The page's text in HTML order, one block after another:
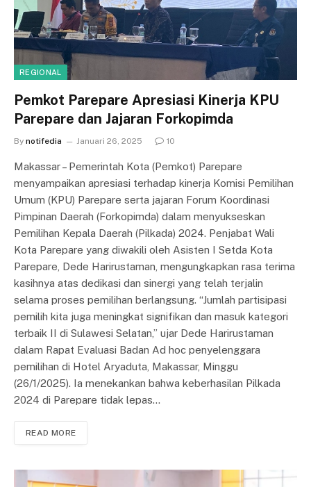
REGIONAL
Pemkot Parepare Apresiasi Kinerja KPU
Parepare dan Jajaran Forkopimda
By notifedia Januari 26, 2025 10
Makassar – Pemerintah Kota (Pemkot) Parepare
menyampaikan apresiasi terhadap kinerja Komisi Pemilihan
Umum (KPU) Parepare serta jajaran Forum Koordinasi
Pimpinan Daerah (Forkopimda) dalam menyukseskan
Pemilihan Kepala Daerah (Pilkada) 2024. Penjabat Wali
Kota Parepare yang diwakili oleh Asisten I Setda Kota
Parepare, Dede Harirustaman, mengungkapkan rasa terima
kasihnya atas dedikasi dan sinergi yang telah terjalin
selama proses pemilihan berlangsung. “Jumlah partisipasi
pemilih kita juga meningkat signifikan dan masuk kategori
terbaik II di Sulawesi Selatan,” ujar Dede Harirustaman
dalam Rapat Evaluasi Badan Ad hoc penyelenggara
pemilihan di Hotel Aryaduta, Makassar, Minggu
(26/1/2025). Ia menekankan bahwa keberhasilan Pilkada
2024 di Parepare tidak lepas…
READ MORE